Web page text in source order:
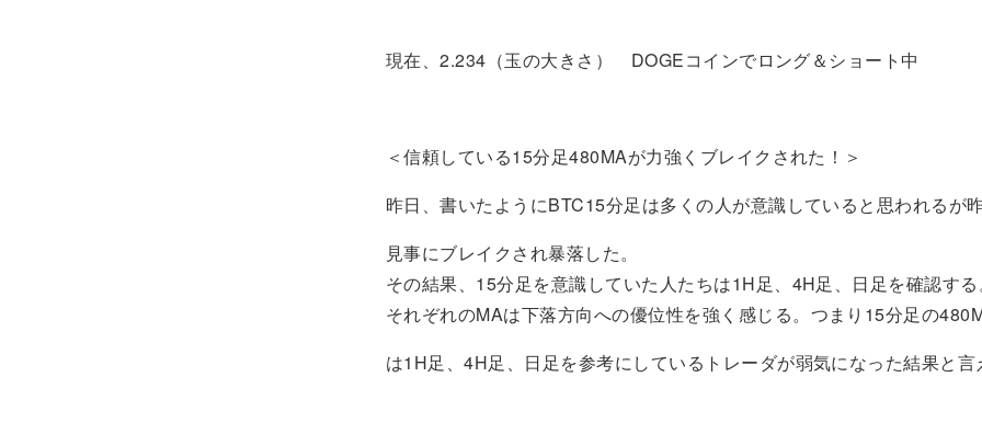
現在、2.234（玉の大きさ） DOGEコインでロング＆ショート中
＜信頼している15分足480MAが力強くブレイクされた！＞
昨日、書いたようにBTC15分足は多くの人が意識していると思われるが昨
見事にブレイクされ暴落した。
その結果、15分足を意識していた人たちは1H足、4H足、日足を確認する
それぞれのMAは下落方向への優位性を強く感じる。つまり15分足の
は1H足、4H足、日足を参考にしているトレーダが弱気になった結果と言